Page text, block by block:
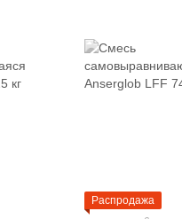
Распродажа